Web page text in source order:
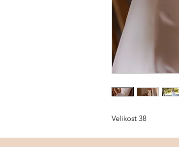
Velikost 38